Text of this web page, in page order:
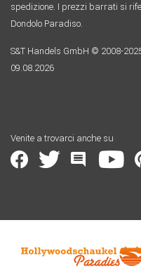
spedizione. I prezzi barrati si
Dondolo Paradiso.
S&T Handels GmbH © 2008-
09.08.2026
Venite a trovarci anche su